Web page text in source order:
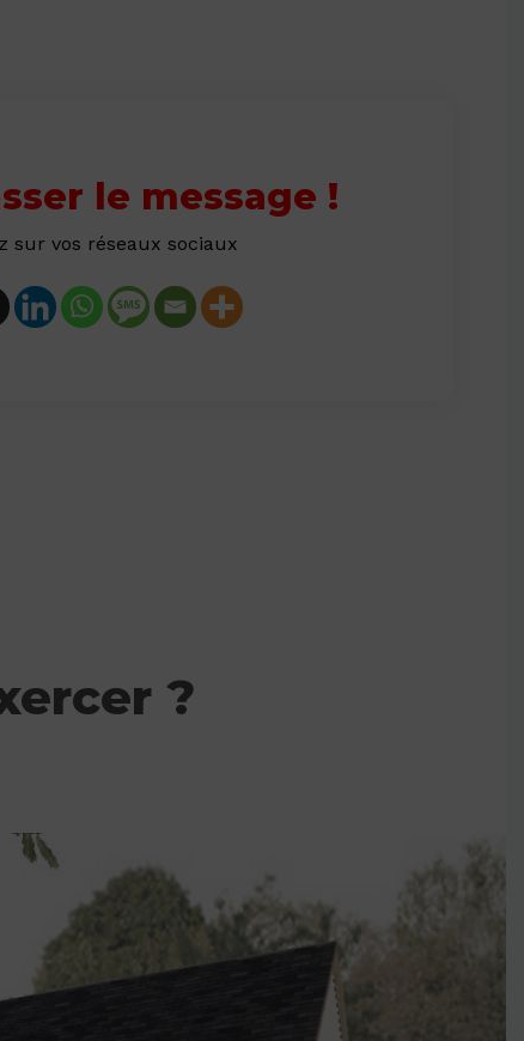
le message !
sur vos réseaux sociaux
?